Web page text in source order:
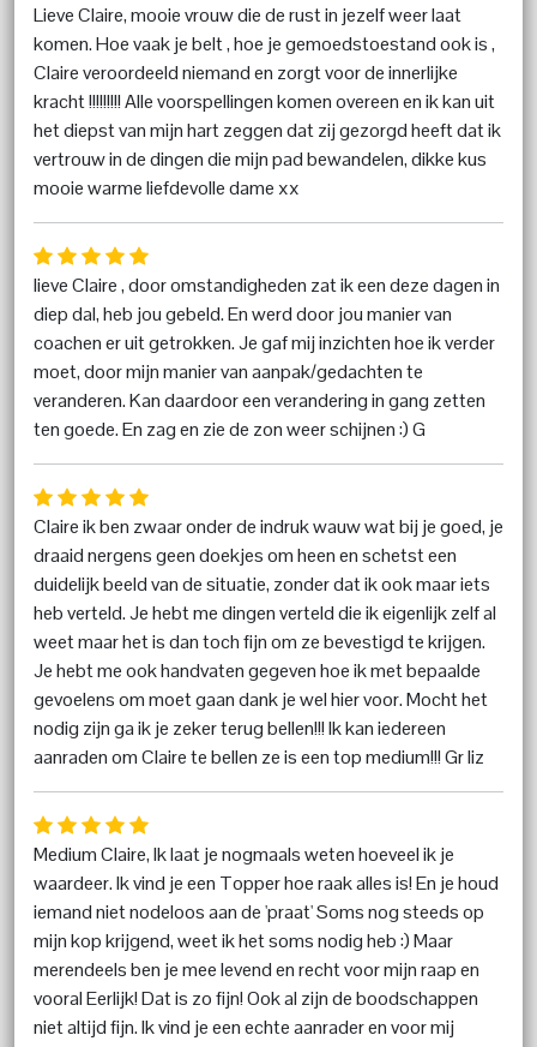
Lieve Claire, mooie vrouw die de rust in jezelf weer laat
komen. Hoe vaak je belt , hoe je gemoedstoestand ook is ,
Claire veroordeeld niemand en zorgt voor de innerlijke
kracht !!!!!!!!! Alle voorspellingen komen overeen en ik kan uit
het diepst van mijn hart zeggen dat zij gezorgd heeft dat ik
vertrouw in de dingen die mijn pad bewandelen, dikke kus
mooie warme liefdevolle dame xx
lieve Claire , door omstandigheden zat ik een deze dagen in
diep dal, heb jou gebeld. En werd door jou manier van
coachen er uit getrokken. Je gaf mij inzichten hoe ik verder
moet, door mijn manier van aanpak/gedachten te
veranderen. Kan daardoor een verandering in gang zetten
ten goede. En zag en zie de zon weer schijnen :) G
Claire ik ben zwaar onder de indruk wauw wat bij je goed, je
draaid nergens geen doekjes om heen en schetst een
duidelijk beeld van de situatie, zonder dat ik ook maar iets
heb verteld. Je hebt me dingen verteld die ik eigenlijk zelf al
weet maar het is dan toch fijn om ze bevestigd te krijgen.
Je hebt me ook handvaten gegeven hoe ik met bepaalde
gevoelens om moet gaan dank je wel hier voor. Mocht het
nodig zijn ga ik je zeker terug bellen!!! Ik kan iedereen
aanraden om Claire te bellen ze is een top medium!!! Gr liz
Medium Claire, Ik laat je nogmaals weten hoeveel ik je
waardeer. Ik vind je een Topper hoe raak alles is! En je houd
iemand niet nodeloos aan de 'praat' Soms nog steeds op
mijn kop krijgend, weet ik het soms nodig heb :) Maar
merendeels ben je mee levend en recht voor mijn raap en
vooral Eerlijk! Dat is zo fijn! Ook al zijn de boodschappen
niet altijd fijn. Ik vind je een echte aanrader en voor mij